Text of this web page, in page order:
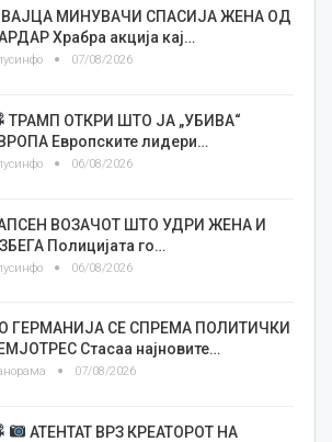
МИНУВАЧИ СПАСИЈА ЖЕНА ОД
Храбра акција кај…
07/08/2026
ТРАМП ОТКРИ ШТО ЈА „УБИВА“
Европските лидери…
06/08/2026
ВОЗАЧОТ ШТО УДРИ ЖЕНА И
Полицијата го…
06/08/2026
ГЕРМАНИЈА СЕ СПРЕМА ПОЛИТИЧКИ
Стасаа најновите…
07/08/2026
АТЕНТАТ ВРЗ КРЕАТОРОТ НА